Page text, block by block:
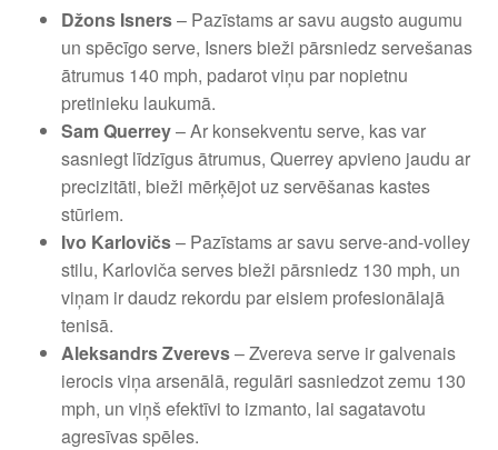
Džons Isners– Pazīstams ar savu augsto augumu
un spēcīgo serve, Isners bieži pārsniedz servešanas
ātrumus 140 mph, padarot viņu par nopietnu
pretinieku laukumā.
Sam Querrey– Ar konsekventu serve, kas var
sasniegt līdzīgus ātrumus, Querrey apvieno jaudu ar
precizitāti, bieži mērķējot uz servēšanas kastes
stūriem.
Ivo Karlovičs– Pazīstams ar savu serve-and-volley
stilu, Karloviča serves bieži pārsniedz 130 mph, un
viņam ir daudz rekordu par eisiem profesionālajā
tenisā.
Aleksandrs Zverevs– Zvereva serve ir galvenais
ierocis viņa arsenālā, regulāri sasniedzot zemu 130
mph, un viņš efektīvi to izmanto, lai sagatavotu
agresīvas spēles.